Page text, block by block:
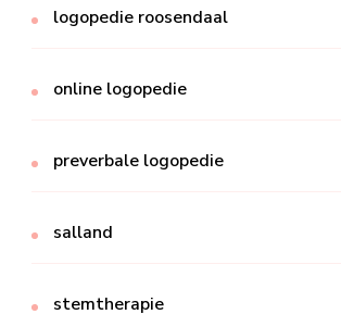
logopedie roosendaal
online logopedie
preverbale logopedie
salland
stemtherapie